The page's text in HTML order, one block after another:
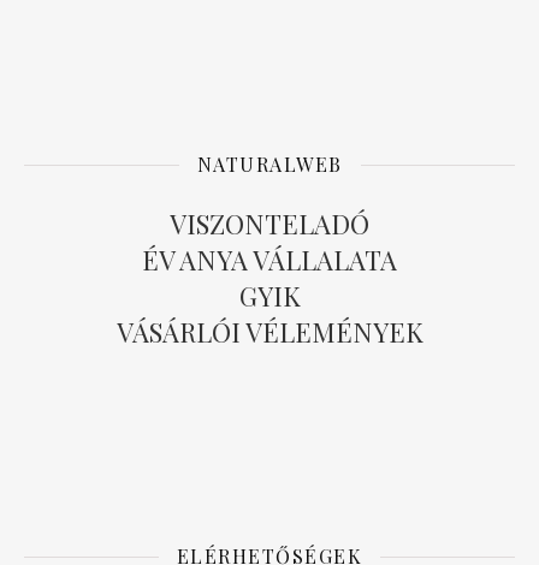
NATURALWEB
VISZONTELADÓ
ÉV ANYA VÁLLALATA
GYIK
VÁSÁRLÓI VÉLEMÉNYEK
ELÉRHETŐSÉGEK